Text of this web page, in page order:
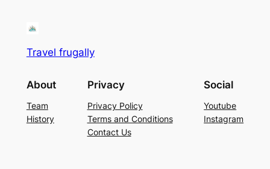
Travel frugally
About
Team
History
Privacy
Privacy Policy
Terms and Conditions
Contact Us
Social
Youtube
Instagram